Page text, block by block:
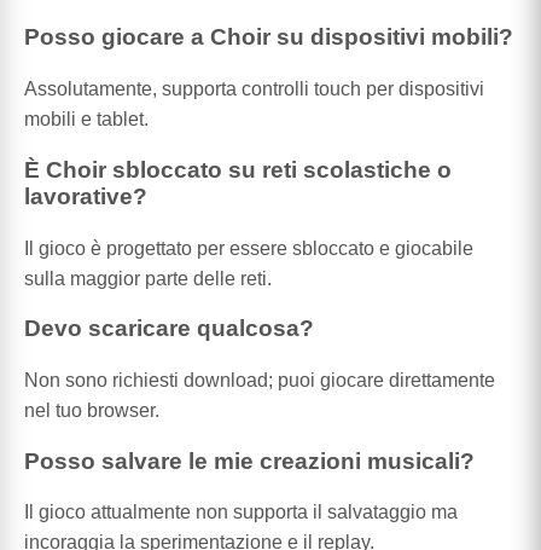
Posso giocare a Choir su dispositivi mobili?
Assolutamente, supporta controlli touch per dispositivi
mobili e tablet.
È Choir sbloccato su reti scolastiche o
lavorative?
Il gioco è progettato per essere sbloccato e giocabile
sulla maggior parte delle reti.
Devo scaricare qualcosa?
Non sono richiesti download; puoi giocare direttamente
nel tuo browser.
Posso salvare le mie creazioni musicali?
Il gioco attualmente non supporta il salvataggio ma
incoraggia la sperimentazione e il replay.